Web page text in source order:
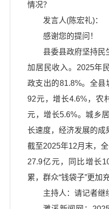
情况？
发言人(陈宏礼)：
感谢您的提问！
县委县政府坚持民
加居民收入。2025年
政支出的81.8%。全
92元，增长4.6%，农
元，增长5.6%。城乡
长速度，经济发展的成
截至2025年12月末，
27.9亿元，同比增长
累，群众“钱袋子”更加
主持人：请记者继